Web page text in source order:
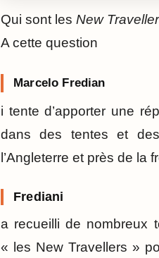
Qui sont les New
A cette question
Marcelo Fredian
i tente d’apporter une
dans des tentes et
l’Angleterre et près de la
Frediani
a recueilli de nombreux
« les New Travellers »